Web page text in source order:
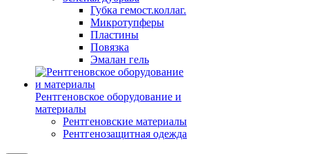
Губка гемост.коллаг.
Микротупферы
Пластины
Повязка
Эмалан гель
Рентгеновское оборудование и
материалы
Рентгеновские материалы
Рентгенозащитная одежда